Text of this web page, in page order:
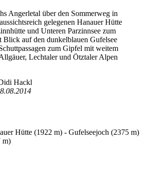
Angerletal über den Sommerweg in
gelegenen Hanauer Hütte
und Unteren Parzinnsee zum
Blick auf den dunkelblauen Gufelsee
zum Gipfel mit weitem
Lechtaler und Ötztaler Alpen
Hackl
Hütte (1922 m) - Gufelseejoch (2375 m)
m)